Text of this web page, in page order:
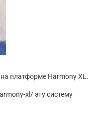
платформе Harmony XL.
xl/ эту систему